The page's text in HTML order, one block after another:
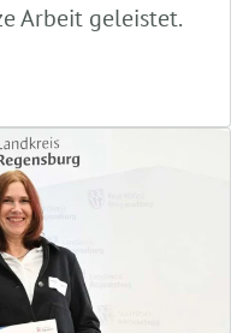
Arbeit geleistet.